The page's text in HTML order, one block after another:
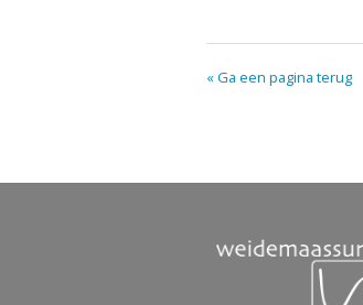
« Ga een pagina terug